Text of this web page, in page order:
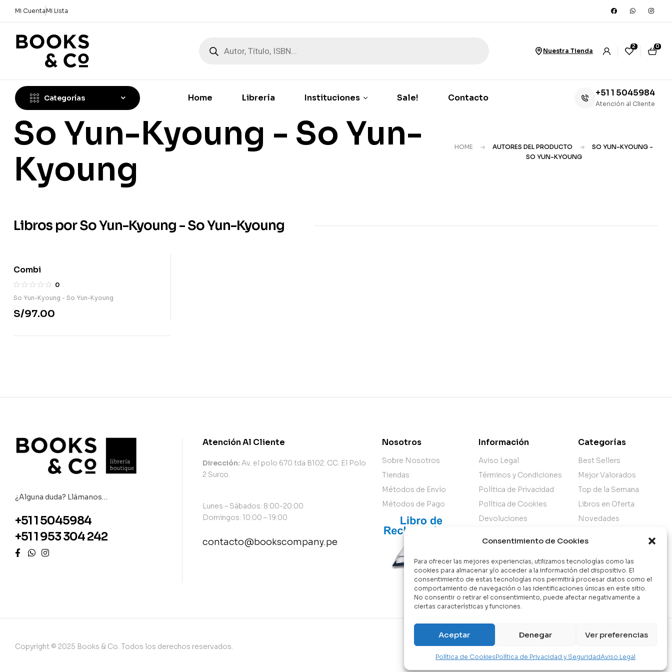
Consentimiento de Cookies
Para ofrecer las mejores experiencias, utilizamos tecnologías como las
cookies para almacenar y/o acceder a la información del dispositivo. El
consentimiento de estas tecnologías nos permitirá procesar datos como el
comportamiento de navegación o las identificaciones únicas en este sitio.
No consentir o retirar el consentimiento, puede afectar negativamente a
ciertas características y funciones.
Aceptar Denegar Ver preferencias
Política de CookiesPolítica de Privacidad y SeguridadAviso Legal
Mi Cuenta Mi Lista
Nuestra Tienda
2 0
Categorías Home Librería Instituciones Sale! Contacto +51 1 5045984
Atención al Cliente
So Yun-Kyoung - So Yun-
Kyoung
HOME AUTORES DEL PRODUCTO
SO YUN-KYOUNG -
SO YUN-KYOUNG
Libros por So Yun-Kyoung - So Yun-Kyoung
Combi
0
So Yun-Kyoung - So Yun-Kyoung
S/97.00
¿Alguna duda? Llámanos…
+51 1 5045984
+51 1 953 304 242
Atención Al Cliente
Dirección: Av. el polo 670 tda B102. CC. El Polo
2 Surco.
Lunes – Sábados: 8:00-20:00
Domingos: 10:00 – 19:00
contacto@bookscompany.pe
Nosotros
Sobre Nosotros
Tiendas
Métodos de Envío
Métodos de Pago
Información
Aviso Legal
Términos y Condiciones
Política de Privacidad
Política de Cookies
Devoluciones
Categorías
Best Sellers
Mejor Valorados
Top de la Semana
Libros en Oferta
Novedades
Copyright © 2025 Books & Co. Todos los derechos reservados.